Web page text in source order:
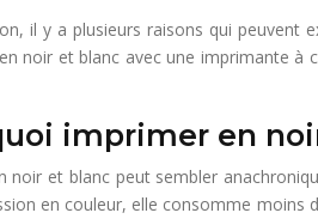
il y a plusieurs raisons qui
noir et blanc avec une imprimante
imprimer en
noir et blanc peut sembler
en couleur, elle consomme moins